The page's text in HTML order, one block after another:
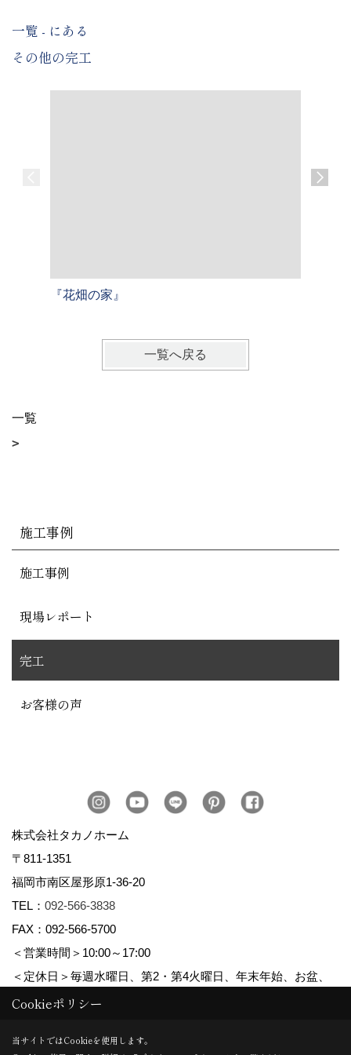
一覧 - にある
その他の完工
『花畑の家』
一覧へ戻る
一覧
施工事例
施工事例
現場レポート
完工
お客様の声
株式会社タカノホーム
〒811-1351
福岡市南区屋形原1-36-20
TEL： 092-566-3838
FAX：092-566-5700
＜営業時間＞10:00～17:00
＜定休日＞毎週水曜日、第2・第4火曜日、年末年始、お盆、
ゴールデンウィーク、夏季休暇
Cookieポリシー
当サイトではCookieを使用します。